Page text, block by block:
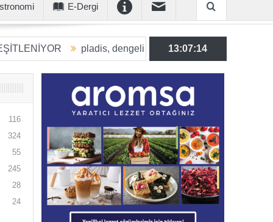
E-Dergi
pladis, dengeli beslenmeye katkı sunan ürün hacmini
13:07:15
116
324
55
245
28
24